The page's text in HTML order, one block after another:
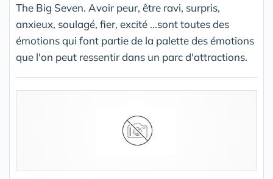
The Big Seven. Avoir peur, être ravi, surpris,
anxieux, soulagé, fier, excité ...sont toutes des
émotions qui font partie de la palette des émotions
que l'on peut ressentir dans un parc d'attractions.